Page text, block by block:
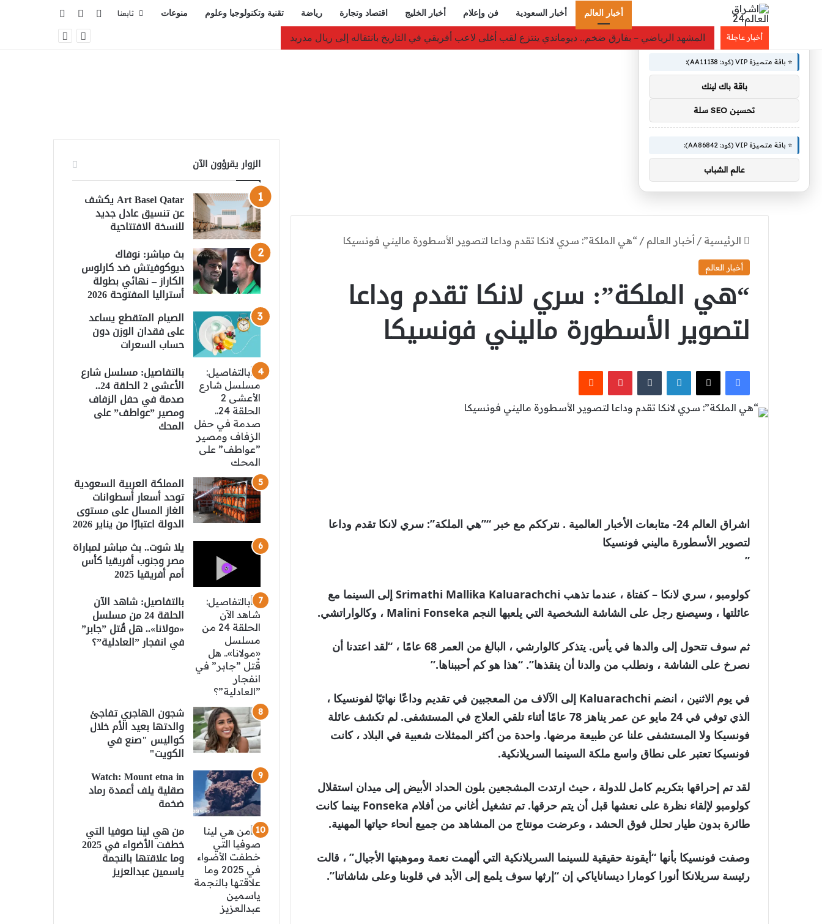
أخبار العالم أخبار السعودية فن وإعلام أخبار الخليج اقتصاد وتجارة رياضة تقنية وتكنولوجيا وعلوم منوعات تابعنا تسجيل الدخول
إضافة عمود
أخبار عاجلة استشرافٌ للمستقبل قبل 45 عامًا.. الملك سلمان: «الدرعية مدينة الماضي والحاضر والمستقبل»
الرئيسية / أخبار العالم / “هي الملكة”: سري لانكا تقدم وداعا لتصوير الأسطورة ماليني فونسيكا
أخبار العالم
“هي الملكة”: سري لانكا تقدم وداعا
لتصوير الأسطورة ماليني فونسيكا
فيسبوك
‫X لينكدإن بينتيريست
اشراق العالم 24- متابعات الأخبار العالمية . نترككم مع خبر “”هي الملكة”: سري لانكا تقدم وداعا
لتصوير الأسطورة ماليني فونسيكا
”
كولومبو ، سري لانكا –
كفتاة ، عندما تذهب Srimathi Mallika Kaluarachchi إلى السينما مع
عائلتها ، وسيصنع رجل على الشاشة الشخصية التي يلعبها النجم Malini Fonseka ، وكالواراتشي.
ثم سوف تتحول إلى والدها في يأس. يتذكر كالوارشي ، البالغ من العمر 68 عامًا ، “لقد اعتدنا أن
نصرخ على الشاشة ، ونطلب من والدنا أن ينقذها”. “هذا هو كم أحببناها.”
في يوم الاثنين ، انضم Kaluarachchi إلى الآلاف من المعجبين في تقديم وداعًا نهائيًا لفونسيكا ،
الذي توفي في 24 مايو عن عمر يناهز 78 عامًا أثناء تلقي العلاج في المستشفى. لم تكشف عائلة
فونسيكا ولا المستشفى علنا ​​عن طبيعة مرضها. واحدة من أكثر الممثلات شعبية في البلاد ، كانت
فونسيكا تعتبر على نطاق واسع ملكة السينما السريلانكية.
لقد تم إحراقها بتكريم كامل للدولة ، حيث ارتدت المشجعين بلون الحداد الأبيض إلى ميدان استقلال
كولومبو لإلقاء نظرة على نعشها قبل أن يتم حرقها. تم تشغيل أغاني من أفلام Fonseka بينما كانت
طائرة بدون طيار تحلل فوق الحشد ، وعرضت مونتاج من المشاهد من جميع أنحاء حياتها المهنية.
وصفت فونسيكا بأنها “أيقونة حقيقية للسينما السريلانكية التي ألهمت نعمة وموهبتها الأجيال” ، قالت
رئيسة سريلانكا أنورا كومارا ديساناياكي إن “إرثها سوف يلمع إلى الأبد في قلوبنا وعلى شاشاتنا”.
الزوار يقرؤون الآن
Art Basel Qatar يكشف
عن تنسيق عادل جديد
للنسخة الافتتاحية
بث مباشر: نوفاك
ديوكوفيتش ضد كارلوس
الكاراز – نهائي بطولة
أستراليا المفتوحة 2026
الصيام المتقطع يساعد
على فقدان الوزن دون
حساب السعرات
بالتفاصيل: مسلسل شارع
الأعشى 2 الحلقة 24..
صدمة في حفل الزفاف
ومصير ”عواطف” على
المحك
المملكة العربية السعودية
توحد أسعار أسطوانات
الغاز المسال على مستوى
الدولة اعتبارًا من يناير 2026
يلا شوت.. بث مباشر لمباراة
مصر وجنوب أفريقيا كأس
أمم أفريقيا 2025
بالتفاصيل: شاهد الآن
الحلقة 24 من مسلسل
«مولانا».. هل قُتل ”جابر”
في انفجار ”العادلية”؟
شجون الهاجري تفاجئ
والدتها بعيد الأم خلال
كواليس "صنع في
الكويت"
Watch: Mount etna in
صقلية يلف أعمدة رماد
ضخمة
من هي لينا صوفيا التي
خطفت الأضواء في 2025
وما علاقتها بالنجمة
ياسمين عبدالعزيز
🚀 توصيات : ×
⭐ باقة متميزة VIP (كود: AA11138):
باقة باك لينك
تحسين SEO سلة
⭐ باقة متميزة VIP (كود: AA86842):
عالم الشباب